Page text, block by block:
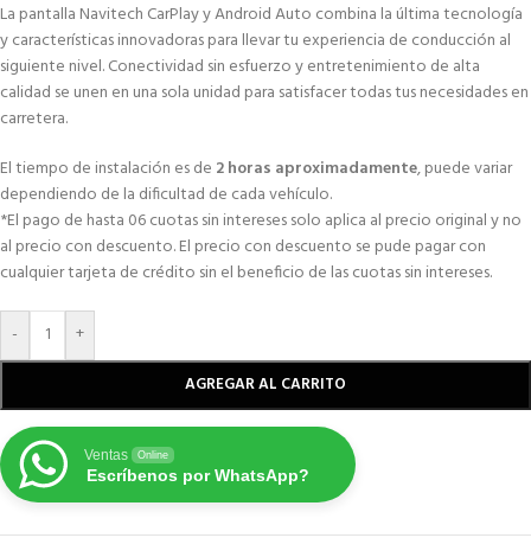
La pantalla Navitech CarPlay y Android Auto combina la última tecnología
y características innovadoras para llevar tu experiencia de conducción al
siguiente nivel. Conectividad sin esfuerzo y entretenimiento de alta
calidad se unen en una sola unidad para satisfacer todas tus necesidades en
carretera.
El tiempo de instalación es de 2 horas aproximadamente, puede variar
dependiendo de la dificultad de cada vehículo.
*El pago de hasta 06 cuotas sin intereses solo aplica al precio original y no
al precio con descuento. El precio con descuento se pude pagar con
cualquier tarjeta de crédito sin el beneficio de las cuotas sin intereses.
- +
AGREGAR AL CARRITO
Ventas Online
Escríbenos por WhatsApp?